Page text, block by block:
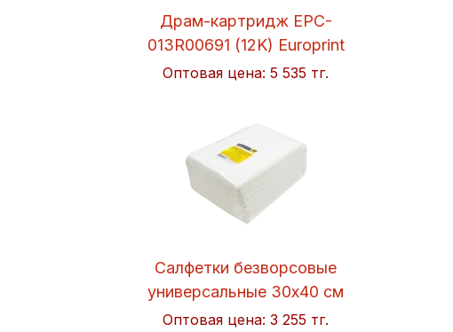
Драм-картридж EPC-
013R00691 (12K) Europrint
Оптовая цена:5 535 тг.
Салфетки безворсовые
универсальные 30x40 см
Soft 50шт/упак. Hi-BLACK
Оптовая цена:3 255 тг.